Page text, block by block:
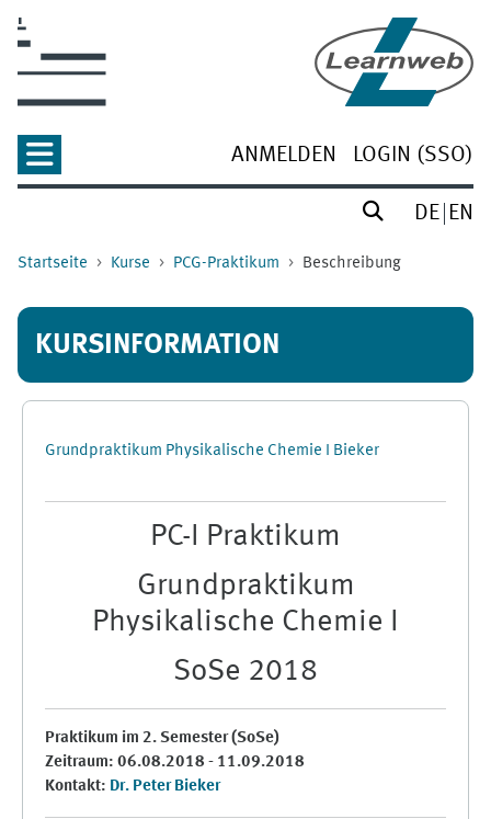
ANMELDEN LOGIN (SSO)
DE EN
Startseite Kurse PCG-Praktikum Beschreibung
KURSINFORMATION
Grundpraktikum Physikalische Chemie I Bieker
PC-I Praktikum
Grundpraktikum
Physikalische Chemie I
SoSe 2018
Praktikum im 2. Semester (SoSe)
Zeitraum: 06.08.2018 - 11.09.2018
Kontakt: Dr. Peter Bieker